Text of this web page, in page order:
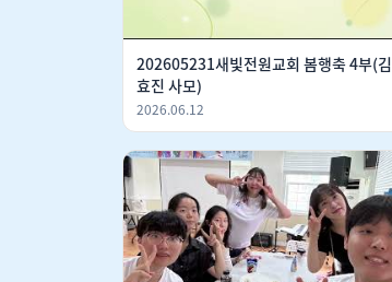
202605231새빛전원교회 봄행축 4부(김
효진 사모)
2026.06.12